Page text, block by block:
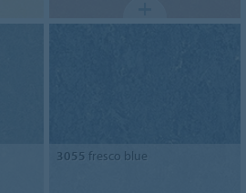
3055 fresco blue